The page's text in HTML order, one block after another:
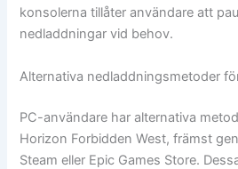
konsolerna tillåter användare att
nedladdningar vid behov.
Alternativa nedladdningsmetoder
PC-användare har alternativa
Horizon Forbidden West, främst
Steam eller Epic Games Store.